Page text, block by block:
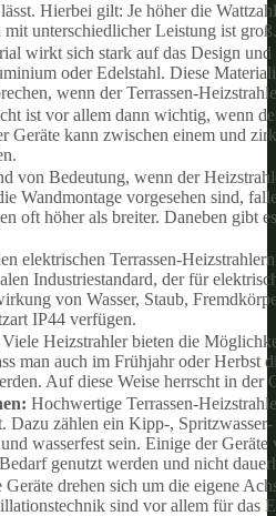
Hierbei gilt: Je höher die
mit unterschiedlicher Leistung ist
wirkt sich stark auf das Design
oder Edelstahl. Diese
wenn der Terrassen-
ist vor allem dann wichtig, wenn
Geräte kann zwischen einem und
von Bedeutung, wenn der
Wandmontage vorgesehen sind,
oft höher als breiter. Daneben gibt
elektrischen Terrassen-
Industriestandard, der für
von Wasser, Staub,
IP44 verfügen.
Viele Heizstrahler bieten die
man auch im Frühjahr oder
Auf diese Weise herrscht in der
Hochwertige Terrassen-
Dazu zählen ein Kipp-,
wasserfest sein. Einige der
genutzt werden und nicht
Geräte drehen sich um die eigene
sind vor allem für das